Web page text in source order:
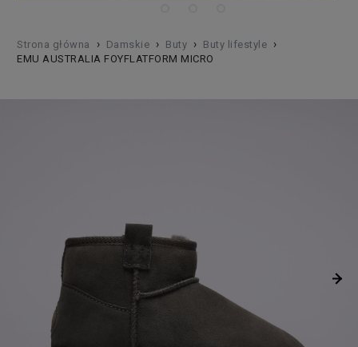
Strona główna › Damskie › Buty › Buty lifestyle ›
EMU AUSTRALIA FOYFLATFORM MICRO